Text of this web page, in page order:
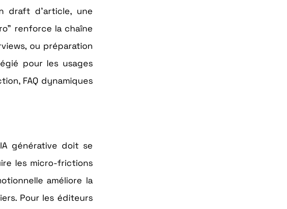
draft d’article, une
renforce la chaîne
ou préparation
pour les usages
FAQ dynamiques
générative doit se
les micro-frictions
améliore la
Pour les éditeurs